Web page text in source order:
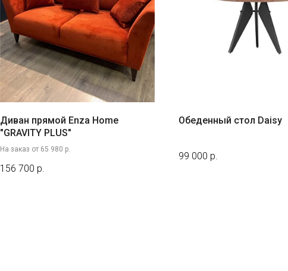
Диван прямой Enza Home
"GRAVITY PLUS"
На заказ от 65 980 р.
156 700 р.
Обеденный стол Daisy
99 000 р.